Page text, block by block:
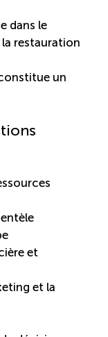
dans le
restauration
un
et
et la